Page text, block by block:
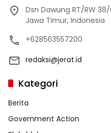
Dsn Dawung RT/RW
Jawa Timur, Indonesia
+628563557200
redaksi@jerat.id
Kategori
Berita
Government Action